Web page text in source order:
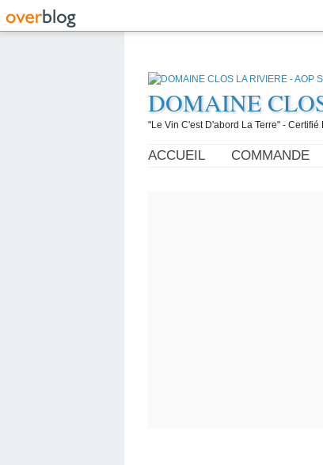
DOMAINE
"Le Vin C'est D'abord La Terre" -
ACCUEIL COMMANDE